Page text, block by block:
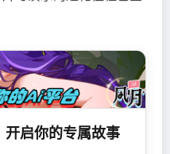
启你的专属故事